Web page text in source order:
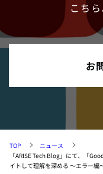
こち
お
TOP
ニュース
「ARISE Tech Blog」にて、「
イトして理解を深める 〜エラー編